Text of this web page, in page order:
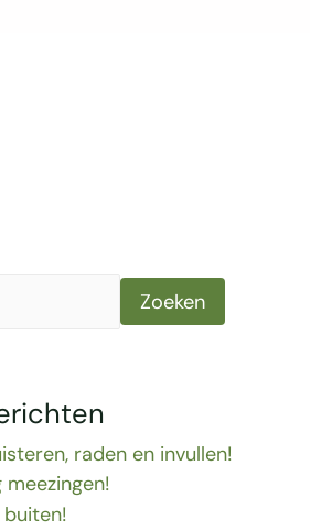
Zoeken
raden en invullen!
meezingen!
buiten!